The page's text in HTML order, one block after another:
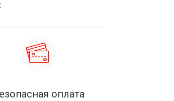
оплата